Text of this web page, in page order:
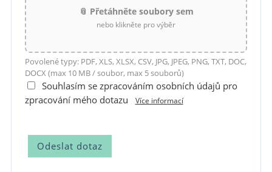
📎 Přetáhněte soubory sem
nebo klikněte pro výběr
Povolené typy: PDF, XLS, XLSX, CSV, JPG, JPEG, PNG, TXT, DOC,
DOCX (max 10 MB / soubor, max 5 souborů)
Souhlasím se zpracováním osobních údajů pro
zpracování mého dotazu
Více informací